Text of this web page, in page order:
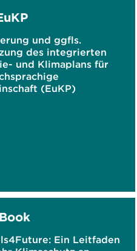
und ggfls.
des integrierten
und Klimaplans für
(EuKP)
Ein Leitfaden